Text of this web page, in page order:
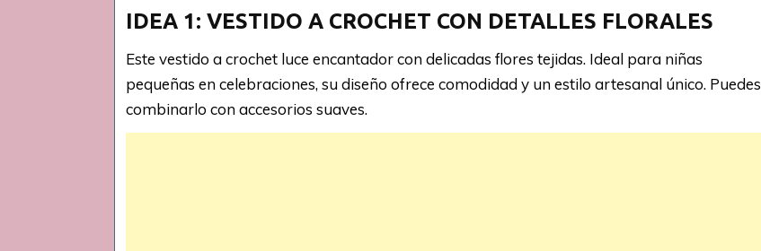
IDEA 1: VESTIDO A CROCHET CON DETALLES FLORALES
Este vestido a crochet luce encantador con delicadas flores tejidas. Ideal para niñas
pequeñas en celebraciones, su diseño ofrece comodidad y un estilo artesanal único. Puedes
combinarlo con accesorios suaves.